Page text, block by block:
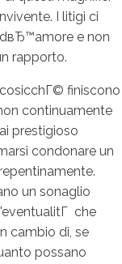
I litigi ci
e non
rapporto.
finiscono
continuamente
prestigioso
condonare un
un sonaglio
che
cambio di, se
possano